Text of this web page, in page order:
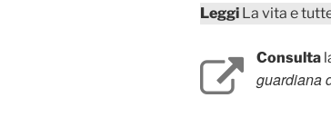
Leggi La vita e
Consulta
guardiana